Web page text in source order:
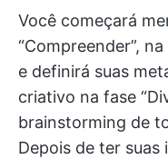
Você começará
“Compreender”,
e definirá suas
criativo na fase
brainstorming de
Depois de ter suas